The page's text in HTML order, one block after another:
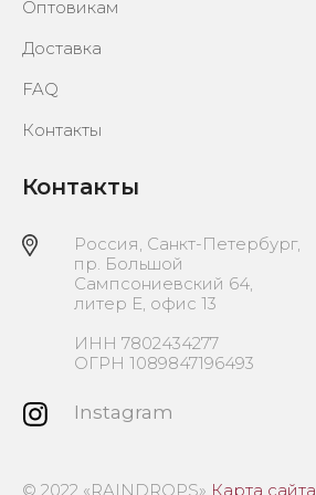
Оптовикам
Доставка
FAQ
Контакты
Контакты
Россия, Санкт-Петербург,
пр. Большой
Сампсониевский 64,
литер Е, офис 13
ИНН 7802434277
ОГРН 1089847196493
Instagram
© 2022 «RAINDROPS» Карта сайта